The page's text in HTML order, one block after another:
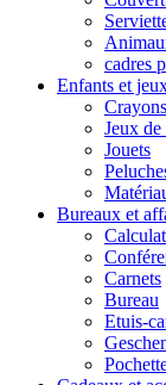
cadres
Enfants et
Jeux de
Jouets
Bureaux et
Carnets
Bureau
Etuis-